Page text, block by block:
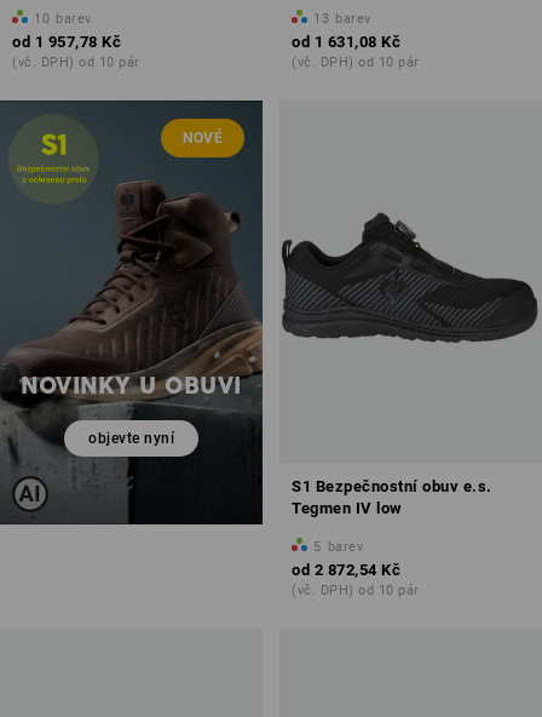
10 barev
od 1 957,78 Kč
(vč. DPH) od 10 pár
13 barev
od 1 631,08 Kč
(vč. DPH) od 10 pár
NOVÉ
NOVINKY U OBUVI
objevte nyní
S1 Bezpečnostní obuv e.s.
Tegmen IV low
5 barev
od 2 872,54 Kč
(vč. DPH) od 10 pár